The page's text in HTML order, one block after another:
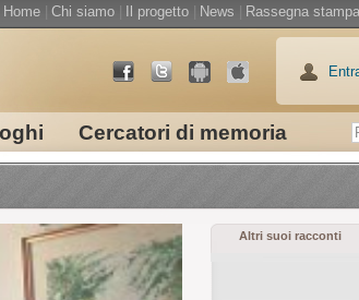
Cercatori di memoria
Home Chi siamo Il progetto News Rassegna stampa
Altri suoi racconti